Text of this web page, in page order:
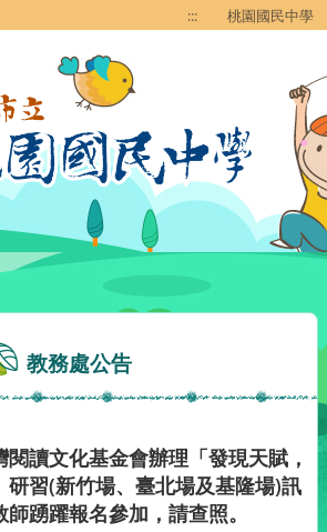
::: 桃園國民中學
教務處公告
讀文化基金會辦理「發現天賦，
研習(新竹場、臺北場及基隆場)訊
踴躍報名參加，請查照。